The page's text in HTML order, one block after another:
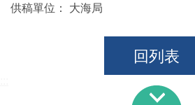
供稿單位： 大海局
回列表